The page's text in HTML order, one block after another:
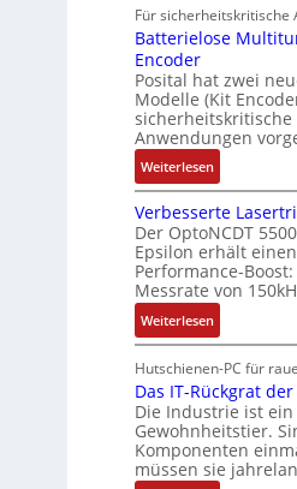
g
s
i
c
h
e
r
e
E
n
t
w
i
c
k
l
u
n
g
o
t
i
k
M
i
l
l
i
o
n
e
n
A
r
b
e
i
t
s
k
r
ä
f
t
t
o
m
a
t
i
n
x
p
a
n
d
i
e
r
t
f
t
r
a
g
s
e
i
n
g
a
n
g
i
m
s
c
h
i
Für sicherheitskritische
Batterielose
Encoder
Posital hat zwei
Modelle (Kit
sicherheitskritische
Anwendungen
Weiterlesen:
B
a
t
t
e
r
i
e
l
o
s
e
M
u
Verbesserte
Der OptoNCDT
Epsilon erhält einen
Performance-
Messrate von
Weiterlesen:
V
e
r
b
e
s
s
Hutschienen-PC für
Das IT-Rückgrat
Die Industrie ist ein
Gewohnheitstier.
Komponenten
müssen sie